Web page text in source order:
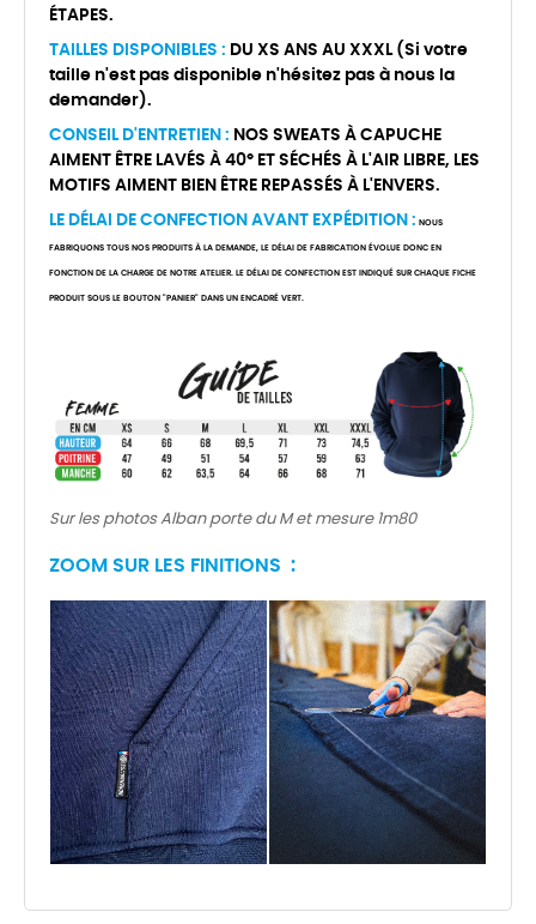
ÉTAPES.
TAILLES DISPONIBLES : DU XS ANS AU XXXL (Si votre
taille n'est pas disponible n'hésitez pas à nous la
demander).
CONSEIL D'ENTRETIEN : NOS SWEATS À CAPUCHE
AIMENT ÊTRE LAVÉS À 40° ET SÉCHÉS À L'AIR LIBRE, LES
MOTIFS AIMENT BIEN ÊTRE REPASSÉS À L'ENVERS.
LE DÉLAI DE CONFECTION AVANT EXPÉDITION : NOUS
FABRIQUONS TOUS NOS PRODUITS À LA DEMANDE, LE DÉLAI DE FABRICATION ÉVOLUE DONC EN
FONCTION DE LA CHARGE DE NOTRE ATELIER. LE DÉLAI DE CONFECTION EST INDIQUÉ SUR CHAQUE FICHE
PRODUIT SOUS LE BOUTON "PANIER" DANS UN ENCADRÉ VERT.
Sur les photos Alban porte du M et mesure 1m80
ZOOM SUR LES FINITIONS :